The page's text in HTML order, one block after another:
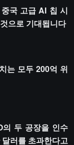
국 고급 AI 칩 시
으로 기대됩니다
는 모두 200억 위
두 공장을 인수
러를 초과한다고